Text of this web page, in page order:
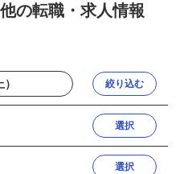
の転職・求人情報
絞り込む
選択
選択